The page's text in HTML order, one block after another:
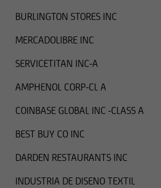
BURLINGTON STORES INC
MERCADOLIBRE INC
SERVICETITAN INC-A
AMPHENOL CORP-CL A
COINBASE GLOBAL INC -CLASS A
BEST BUY CO INC
DARDEN RESTAURANTS INC
INDUSTRIA DE DISENO TEXTIL